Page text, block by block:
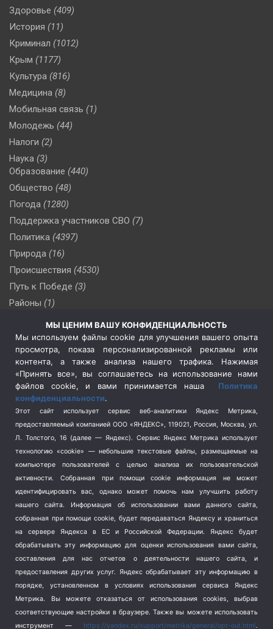
Здоровье (409)
История (11)
Криминал (1012)
Крым (1177)
Культура (816)
Медицина (8)
Мобильная связь (1)
Молодежь (44)
Налоги (2)
Наука (3)
Образование (440)
Общество (48)
Погода (1280)
Поддержка участников СВО (7)
Политика (4397)
Природа (16)
Происшествия (4530)
Путь к Победе (3)
Районы (1)
(510)
Сельское хозяйство (3)
Социальная политика
(3)
Спецоперация в Украине
Спецоперация на Украине
(404)
Спорт (740)
Терроризм (1)
Транспорт (262)
Туризм (178)
Флот (76)
Школа и спорт (2)
Экология (8)
Экономика (1172)
МЫ ЦЕНИМ ВАШУ КОНФИДЕНЦИАЛЬНОСТЬ
Мы используем файлы cookie для улучшения вашего опыта
просмотра, показа персонализированной рекламы или
контента, а также анализа нашего трафика. Нажимая
«Принять все», вы соглашаетесь на использование нами
файлов cookie, и вами принимается наша Политика
конфиденциальности.
Этот сайт использует сервис веб-аналитики Яндекс Метрика,
предоставляемый компанией ООО «ЯНДЕКС», 119021, Россия, Москва, ул.
Л. Толстого, 16 (далее — Яндекс). Сервис Яндекс Метрика использует
технологию «cookie» — небольшие текстовые файлы, размещаемые на
компьютере пользователей с целью анализа их пользовательской
активности.
Собранная при помощи cookie информация не может
идентифицировать вас, однако может помочь нам улучшить работу
нашего сайта. Информация об использовании вами данного сайта,
собранная при помощи cookie, будет передаваться Яндексу и храниться
на сервере Яндекса в ЕС и Российской Федерации. Яндекс будет
обрабатывать эту информацию для оценки использования вами сайта,
составления для нас отчетов о деятельности нашего сайта, и
предоставления других услуг. Яндекс обрабатывает эту информацию в
порядке, установленном в условиях использования сервиса Яндекс
Метрика.
Вы можете отказаться от использования cookies, выбрав
соответствующие настройки в браузере. Также вы можете использовать
инструмент — https://yandex.ru/support/metrika/general/opt-out.html.